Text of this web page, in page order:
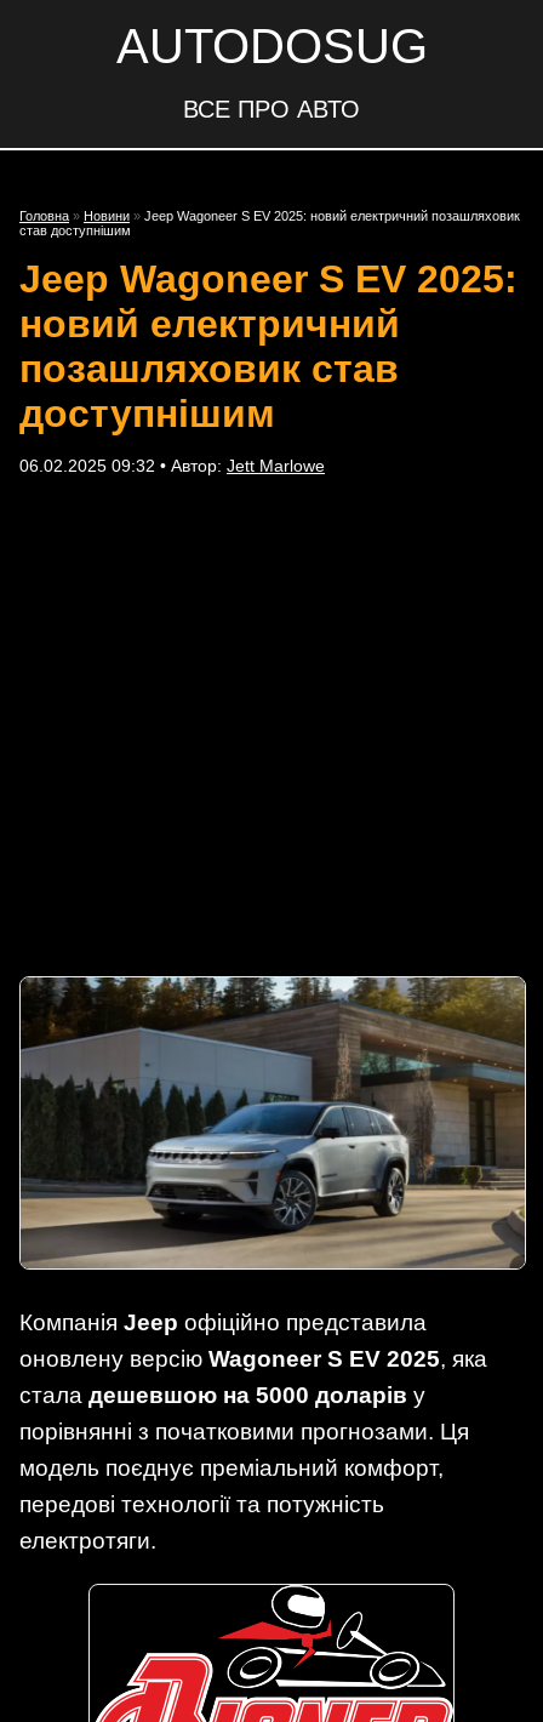
AUTODOSUG
ВСЕ ПРО АВТО
Головна » Новини » Jeep Wagoneer S EV 2025: новий електричний позашляховик
став доступнішим
Jeep Wagoneer S EV 2025:
новий електричний
позашляховик став
доступнішим
06.02.2025 09:32 • Автор: Jett Marlowe
Компанія Jeep офіційно представила
оновлену версію Wagoneer S EV 2025, яка
стала дешевшою на 5000 доларів у
порівнянні з початковими прогнозами. Ця
модель поєднує преміальний комфорт,
передові технології та потужність
електротяги.